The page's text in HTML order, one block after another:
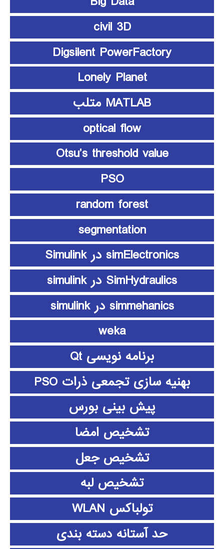
civil 3D
Digsilent PowerFactory
Lonely Planet
MATLAB متلب
optical flow
Otsu’s threshold value
PSO
random forest
segmentation
simElectronics در Simulink
SimHydraulics در simulink
simmehanics در simulink
weka
برنامه نویسی Qt
بهنیه سازی تجمعی ذرات PSO
پیش بینی بورس
تشخیص امضا
تشخیص جعل
تشخیص لبه
تولباکس WLAN
حد آستانه دسته بندی